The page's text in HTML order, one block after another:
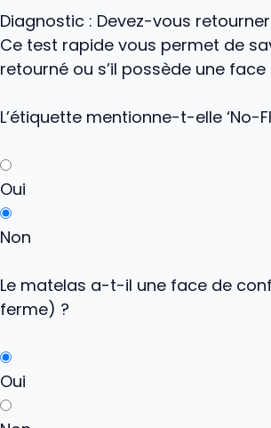
Diagnostic : Devez-vous
Ce test rapide vous permet de
retourné ou s’il possède une
L’étiquette mentionne-t-elle ‘No-
Oui
Non
Le matelas a-t-il une face de
ferme) ?
Oui